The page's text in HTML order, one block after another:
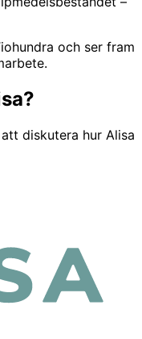
och ser fram
diskutera hur Alisa